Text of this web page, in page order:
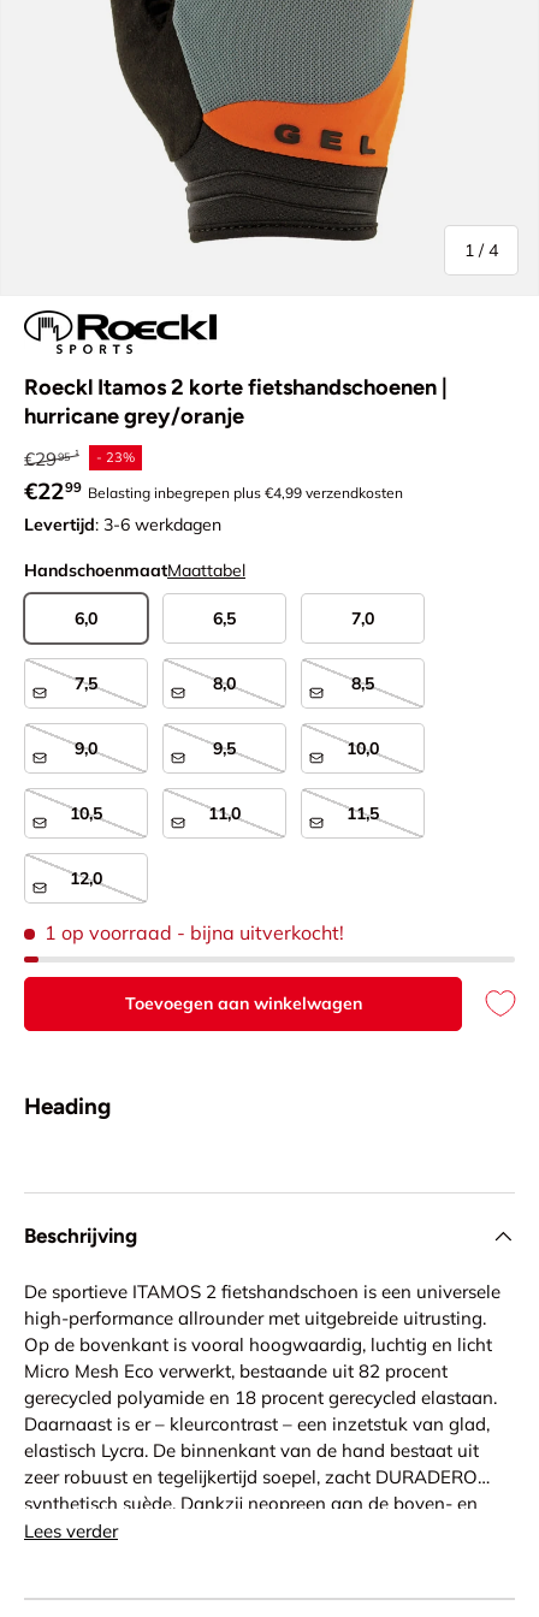
1 /van
4
Roeckl Itamos 2 korte fietshandschoenen |
hurricane grey/oranje
Reguliere prijs
€2995 - 23%
Verkoopprijs
€2299 Belasting inbegrepen plus €4,99 verzendkosten
Levertijd: 3-6 werkdagen
HandschoenmaatMaattabel
6,0 6,5 7,0
7,5 8,0 8,5
9,0 9,5 10,0
10,5 11,0 11,5
12,0
1 op voorraad - bijna uitverkocht!
Toevoegen aan winkelwagen
Heading
Beschrijving
De sportieve ITAMOS 2 fietshandschoen is een universele
high-performance allrounder met uitgebreide uitrusting.
Op de bovenkant is vooral hoogwaardig, luchtig en licht
Micro Mesh Eco verwerkt, bestaande uit 82 procent
gerecycled polyamide en 18 procent gerecycled elastaan.
Daarnaast is er – kleurcontrast – een inzetstuk van glad,
elastisch Lycra. De binnenkant van de hand bestaat uit
zeer robuust en tegelijkertijd soepel, zacht DURADERO
synthetisch suède. Dankzij neopreen aan de boven- en
onderkant van de hand en de binnenhandriem met
Lees verder